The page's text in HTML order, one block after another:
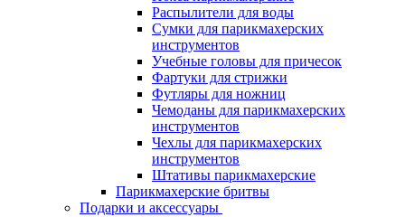
Распылители для воды
Сумки для парикмахерских
инструментов
Учебные головы для причесок
Фартуки для стрижки
Футляры для ножниц
Чемоданы для парикмахерских
инструментов
Чехлы для парикмахерских
инструментов
Штативы парикмахерские
Парикмахерские бритвы
Подарки и аксессуары